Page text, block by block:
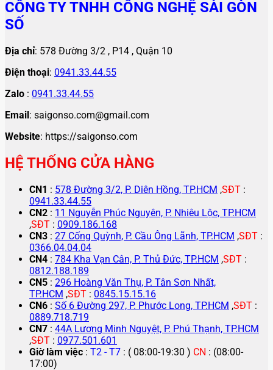
CÔNG TY TNHH CÔNG NGHỆ SÀI GÒN
SỐ
Địa chỉ: 578 Đường 3/2 , P14 , Quận 10
Điện thoại: 0941.33.44.55
Zalo : 0941.33.44.55
Email: saigonso.com@gmail.com
Website: https://saigonso.com
HỆ THỐNG CỬA HÀNG
CN1 : 578 Đường 3/2, P. Diên Hồng, TP.HCM ,SĐT :
0941.33.44.55
CN2 : 11 Nguyễn Phúc Nguyên, P. Nhiêu Lộc, TP.HCM
,SĐT : 0909.186.168
CN3 : 27 Cống Quỳnh, P. Cầu Ông Lãnh, TP.HCM ,SĐT :
0366.04.04.04
CN4 : 784 Kha Vạn Cân, P. Thủ Đức, TP.HCM ,SĐT :
0812.188.189
CN5 : 296 Hoàng Văn Thụ, P. Tân Sơn Nhất,
TP.HCM ,SĐT : 0845.15.15.16
CN6 : Số 6 Đường 297, P. Phước Long, TP.HCM ,SĐT :
0889.718.719
CN7 : 44A Lương Minh Nguyệt, P. Phú Thạnh, TP.HCM
,SĐT : 0977.501.601
Giờ làm việc : T2 - T7 : ( 08:00-19:30 ) CN : (08:00-
17:00)